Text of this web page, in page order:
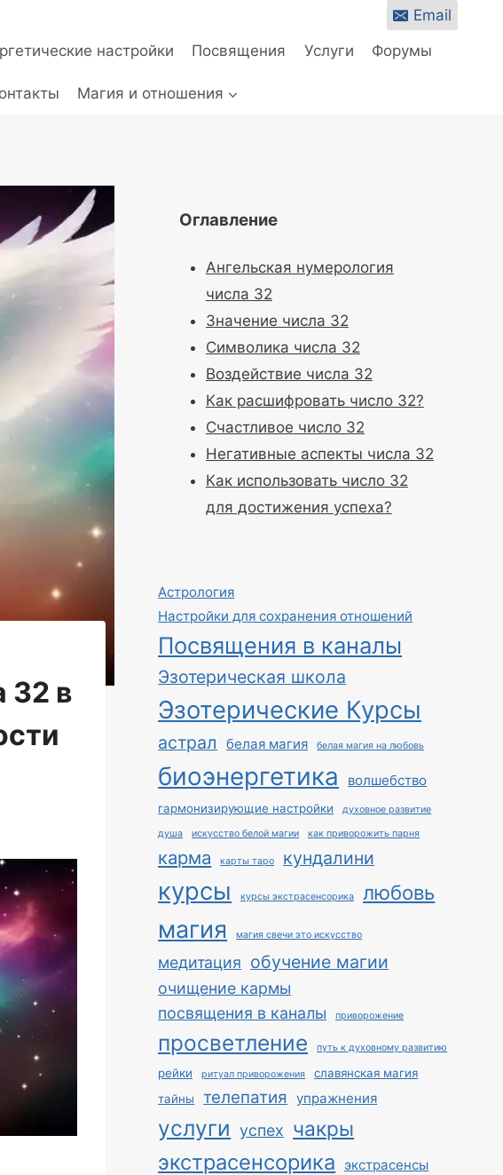
Email
настройки Посвящения Услуги Форумы
Магия и отношения
32 в
Оглавление
Ангельская нумерология
числа 32
Значение числа 32
Символика числа 32
Воздействие числа 32
Как расшифровать число 32?
Счастливое число 32
Негативные аспекты числа 32
Как использовать число 32
для достижения успеха?
Астрология
Настройки для сохранения отношений
Посвящения в каналы
Эзотерическая школа
Эзотерические Курсы
астрал белая магия белая магия на любовь
биоэнергетика волшебство
гармонизирующие настройки духовное развитие
душа искусство белой магии как приворожить парня
карма карты таро кундалини
курсы курсы экстрасенсорика любовь
магия магия свечи это искусство
медитация обучение магии
очищение кармы
посвящения в каналы
приворожение
просветление путь к духовному развитию
рейки ритуал приворожения
славянская магия
тайны
телепатия упражнения
услуги успех чакры
экстрасенсорика экстрасенсы